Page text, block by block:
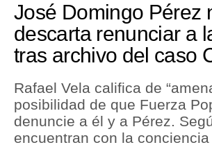
Economía
Mercados
Política
José Domingo Pérez
descarta renunciar a
tras archivo del caso
Rafael Vela califica de
posibilidad de que Fuerza
denuncie a él y a Pérez.
encuentran con la